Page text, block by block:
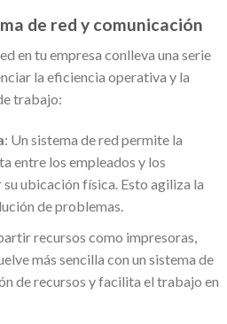
de red y comunicación
en tu empresa conlleva una serie
la eficiencia operativa y la
trabajo:
: Un sistema de red permite la
entre los empleados y los
ubicación física. Esto agiliza la
de problemas.
recursos como impresoras,
más sencilla con un sistema de
de recursos y facilita el trabajo en